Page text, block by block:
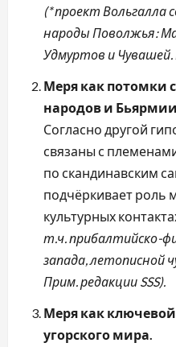
(* проект Вольгалла
народы Поволжья:
Удмуртов и Чувашей.
Меря как потомки
народов и Бьярмии.
Согласно другой
связаны с
по скандинавским
подчёркивает роль
культурных
т.ч. прибалтийско-
запада, летописной
Прим. редакции SSS).
Меря как
угорского мира.